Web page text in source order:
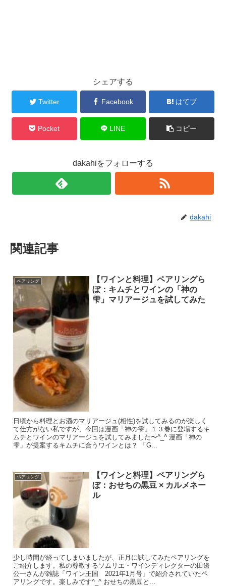
シェアする
Twitter Facebook はてブ
Pocket LINE コピー
dakahiをフォローする
dakahi
関連記事
ペアリング
【ワインと料理】ペアリングら
ぼ：キムチとワインの「神の
雫」マリアージュを試してみた
日頃から料理とお酒のマリアージュ(相性)を試してみるのが楽しく
て仕方がない私ですが、今回は漫画「神の雫」１３巻に登場するキ
ムチとワインのマリアージュを試してみました〜^_^ 漫画「神の
雫」が提案するキムチに合うワインとは？ 「G...
ペアリング
【ワインと料理】ペアリングら
ぼ：おせちの黒豆 × カルメネー
ル
少し時間が経ってしまいましたが、正月に試してみたペアリングを
ご紹介します。私の尊敬するソムリエ・ワインディレクターの田邊
公一さんが雑誌「ワイン王国 2021年1月号」で紹介されていたペ
アリングです。楽しみです^_^ おせちの黒豆と...